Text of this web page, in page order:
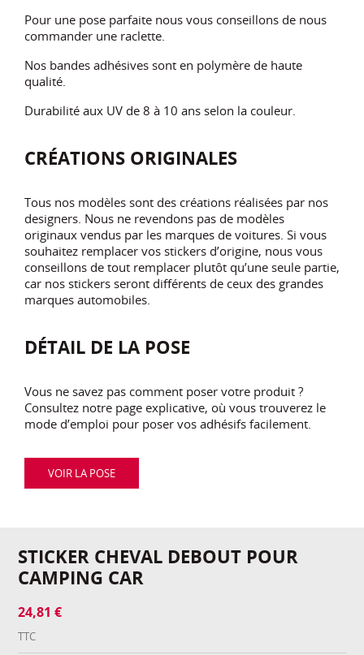
Pour une pose parfaite nous vous conseillons de nous
commander une raclette.
Nos bandes adhésives sont en polymère de haute
qualité.
Durabilité aux UV de 8 à 10 ans selon la couleur.
CRÉATIONS ORIGINALES
Tous nos modèles sont des créations réalisées par nos
designers. Nous ne revendons pas de modèles
originaux vendus par les marques de voitures. Si vous
souhaitez remplacer vos stickers d’origine, nous vous
conseillons de tout remplacer plutôt qu’une seule partie,
car nos stickers seront différents de ceux des grandes
marques automobiles.
DÉTAIL DE LA POSE
Vous ne savez pas comment poser votre produit ?
Consultez notre page explicative, où vous trouverez le
mode d’emploi pour poser vos adhésifs facilement.
VOIR LA POSE
STICKER CHEVAL DEBOUT POUR
CAMPING CAR
24,81 €
TTC